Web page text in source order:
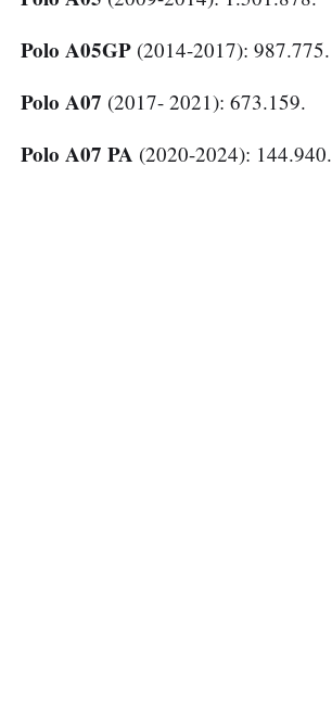
Polo A05GP (2014-2017): 987.775.
Polo A07 (2017- 2021): 673.159.
Polo A07 PA (2020-2024): 144.940.